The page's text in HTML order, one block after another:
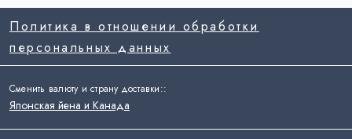
Политика в отношении обработки
персональных данных
Сменить валюту и страну доставки::
Японская йена и Канада